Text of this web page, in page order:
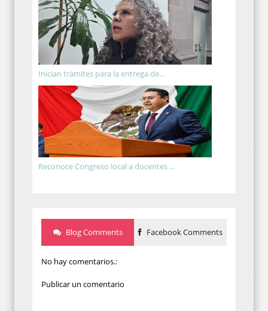
Inician trámites para la entrega de...
Reconoce Congreso local a docentes ...
Blog Comments Facebook Comments
No hay comentarios.:
Publicar un comentario